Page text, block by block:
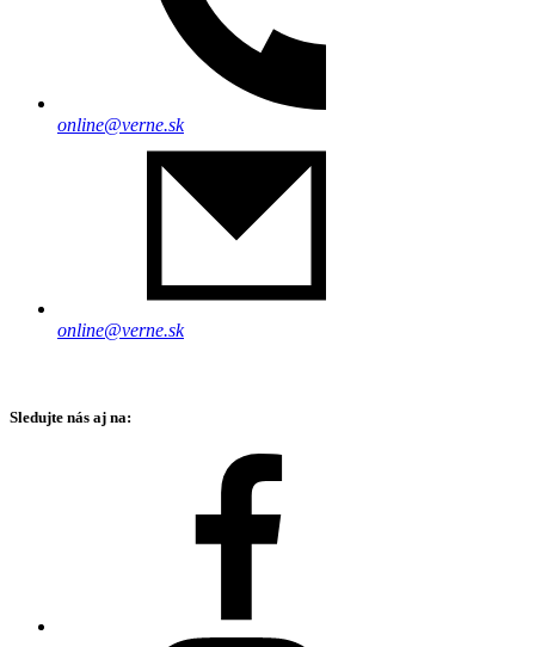
online@verne.sk
online@verne.sk
Sledujte nás aj na: